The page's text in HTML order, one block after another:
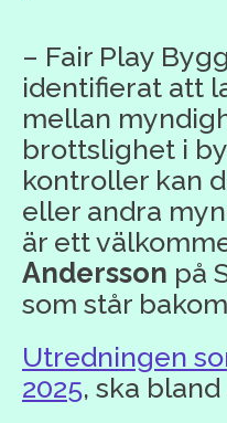
– Fair Play
identifierat att
mellan
brottslighet i
kontroller kan
eller andra
är ett
Andersson på
som står
Utredningen
2025, ska